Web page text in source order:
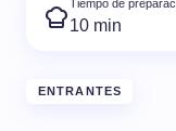
Tiempo de
10 min
ENTRANTES